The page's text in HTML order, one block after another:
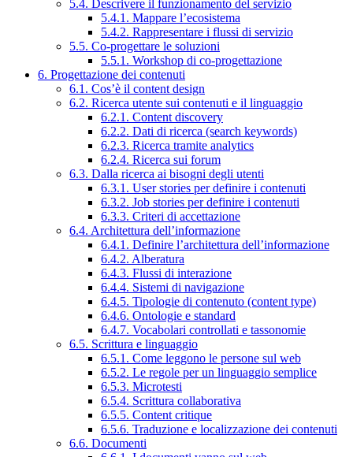
5.4. Descrivere il funzionamento del servizio
5.4.1. Mappare l’ecosistema
5.4.2. Rappresentare i flussi di servizio
5.5. Co-progettare le soluzioni
5.5.1. Workshop di co-progettazione
6. Progettazione dei contenuti
6.1. Cos’è il content design
6.2. Ricerca utente sui contenuti e il linguaggio
6.2.1. Content discovery
6.2.2. Dati di ricerca (search keywords)
6.2.3. Ricerca tramite analytics
6.2.4. Ricerca sui forum
6.3. Dalla ricerca ai bisogni degli utenti
6.3.1. User stories per definire i contenuti
6.3.2. Job stories per definire i contenuti
6.3.3. Criteri di accettazione
6.4. Architettura dell’informazione
6.4.1. Definire l’architettura dell’informazione
6.4.2. Alberatura
6.4.3. Flussi di interazione
6.4.4. Sistemi di navigazione
6.4.5. Tipologie di contenuto (content type)
6.4.6. Ontologie e standard
6.4.7. Vocabolari controllati e tassonomie
6.5. Scrittura e linguaggio
6.5.1. Come leggono le persone sul web
6.5.2. Le regole per un linguaggio semplice
6.5.3. Microtesti
6.5.4. Scrittura collaborativa
6.5.5. Content critique
6.5.6. Traduzione e localizzazione dei contenuti
6.6. Documenti